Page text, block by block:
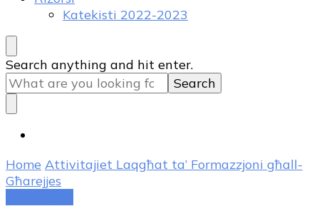
Katekisti 2022-2023
Looking
for
Something?
Search anything and hit enter.
Home Attivitajiet Laqgħat ta’ Formazzjoni għall-
Għarejjes